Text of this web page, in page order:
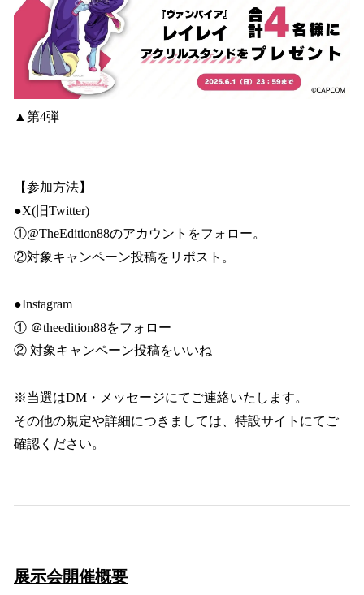
▲第4弾
【参加方法】
●X(旧Twitter)
①@TheEdition88のアカウントをフォロー。
②対象キャンペーン投稿をリポスト。
●Instagram
① ＠theedition88をフォロー
② 対象キャンペーン投稿をいいね
※当選はDM・メッセージにてご連絡いたします。
その他の規定や詳細につきましては、特設サイトにてご
確認ください。
展示会開催概要